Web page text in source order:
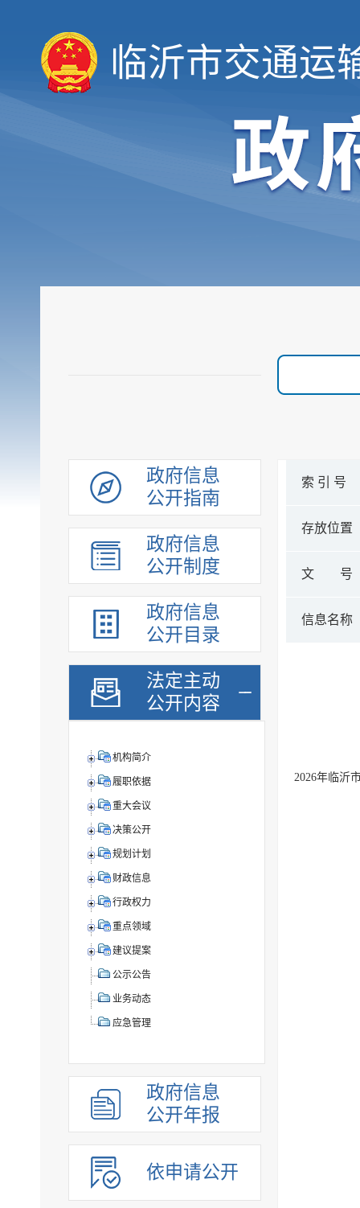
临沂市交通运
政府信息
公开指南
政府信息
公开制度
政府信息
公开目录
法定主动
公开内容
机构简介
履职依据
重大会议
决策公开
规划计划
财政信息
行政权力
重点领域
建议提案
公示公告
业务动态
应急管理
政府信息
公开年报
依申请公开
索 引 号
存放位置
文 号
信息名称
2026年临沂